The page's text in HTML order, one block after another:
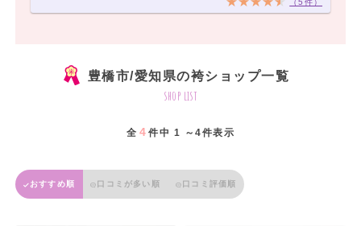
（5件）
豊橋市/愛知県の袴ショップ一覧
shop list
全 4 件中 1 ～4件表示
おすすめ順 口コミが多い順 口コミ評価順